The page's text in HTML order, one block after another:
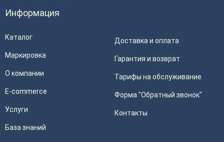
Информация
Каталог
Маркировка
О компании
E-commerce
Услуги
База знаний
Доставка и оплата
Гарантия и возврат
Тарифы на обслуживание
Форма "Обратный звонок"
Контакты